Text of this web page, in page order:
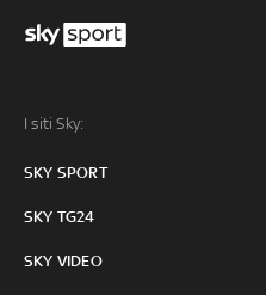
I siti Sky:
SKY SPORT
SKY TG24
SKY VIDEO